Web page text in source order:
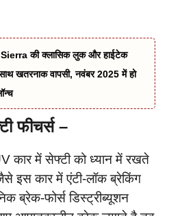
की क्लासिक लुक और हाईटेक
खतरनाक वापसी, नवंबर 2025 में हो
फीचर्स –
कार में सेफ्टी को ध्यान में रखते
इस कार में एंटी-लॉक ब्रेकिंग
ब्रेक-फोर्स डिस्ट्रीब्यूशन